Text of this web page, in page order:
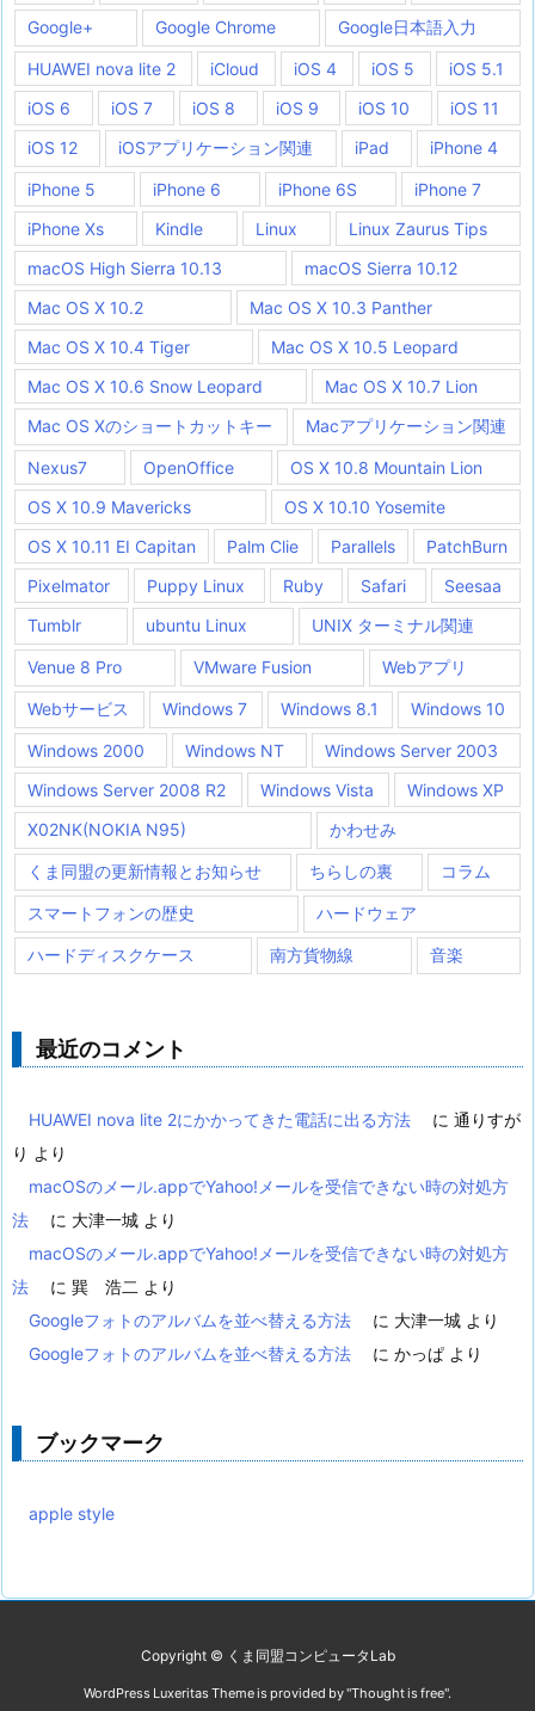
Google+
Google Chrome Google日本語入力
HUAWEI nova lite 2 iCloud iOS 4 iOS 5
iOS 5.1
iOS 6
iOS 7 iOS 8 iOS 9 iOS 10
iOS 11
iOS 12
iOSアプリケーション関連 iPad iPhone 4
iPhone 5 iPhone 6 iPhone 6S
iPhone 7
iPhone Xs
Kindle Linux
Linux Zaurus Tips
macOS High Sierra 10.13
macOS Sierra 10.12
Mac OS X 10.2
Mac OS X 10.3 Panther
Mac OS X 10.4 Tiger
Mac OS X 10.5 Leopard
Mac OS X 10.6 Snow Leopard
Mac OS X 10.7 Lion
Mac OS Xのショートカットキー
Macアプリケーション関連
Nexus7 OpenOffice
OS X 10.8 Mountain Lion
OS X 10.9 Mavericks
OS X 10.10 Yosemite
OS X 10.11 EI Capitan
Palm Clie Parallels
PatchBurn
Pixelmator
Puppy Linux Ruby Safari
Seesaa
Tumblr
ubuntu Linux UNIX ターミナル関連
Venue 8 Pro VMware Fusion Webアプリ
Webサービス Windows 7 Windows 8.1 Windows 10
Windows 2000 Windows NT
Windows Server 2003
Windows Server 2008 R2
Windows Vista
Windows XP
X02NK(NOKIA N95)
かわせみ
くま同盟の更新情報とお知らせ ちらしの裏 コラム
スマートフォンの歴史 ハードウェア
ハードディスクケース 南方貨物線 音楽
最近のコメント
HUAWEI nova lite 2にかかってきた電話に出る方法 に 通りすが
り より
macOSのメール.appでYahoo!メールを受信できない時の対処方
法
に 大津一城 より
macOSのメール.appでYahoo!メールを受信できない時の対処方
法
に 巽 浩二 より
Googleフォトのアルバムを並べ替える方法
に 大津一城 より
Googleフォトのアルバムを並べ替える方法
に かっぱ より
ブックマーク
apple style
Copyright © くま同盟コンピュータLab
WordPress Luxeritas Theme is provided by "Thought is free".